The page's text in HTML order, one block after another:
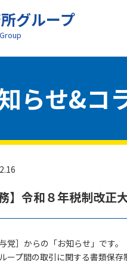
グループ
らせ&コ
務】令和８年税制改
与党］からの「お知らせ」です。
ープ間の取引に関する書類保